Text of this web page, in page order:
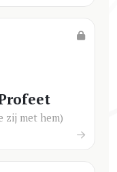
zij met hem)